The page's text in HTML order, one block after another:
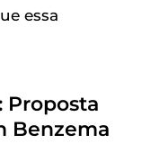
essa
Proposta
Benzema